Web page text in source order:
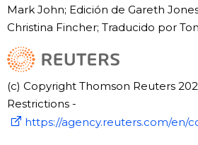
Mark John; Edición de Gareth
Christina Fincher; Traducido por
(c) Copyright Thomson Reuters
Restrictions -
https://agency.reuters.com/en/